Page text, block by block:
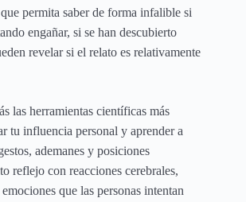
permita saber de forma infalible si
engañar, si se han descubierto
revelar si el relato es relativamente
las herramientas científicas más
tu influencia personal y aprender a
ademanes y posiciones
reflejo con reacciones cerebrales,
que las personas intentan